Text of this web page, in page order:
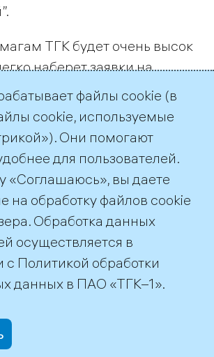
ТГК будет очень высок
наберет заявки на
говорит Тайц. По его
вероятность, что акций
всем желающим.
файлы cookie (в
cookie, используемые
Они помогают
для пользователей.
«Соглашаюсь», вы даете
на обработку файлов cookie
Обработка данных
осуществляется в
с Политикой обработки
данных в ПАО «ТГК–1».